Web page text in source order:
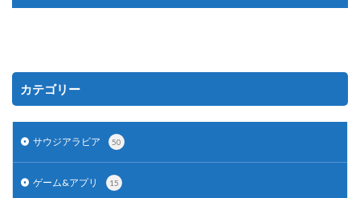
カテゴリー
サウジアラビア 50
ゲーム&アプリ 15